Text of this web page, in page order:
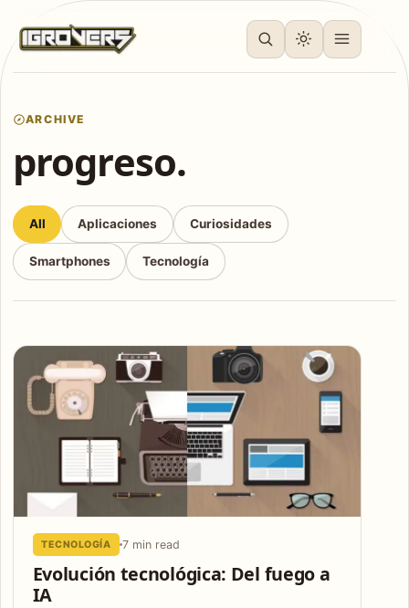
ARCHIVE
progreso.
All Aplicaciones Curiosidades
Smartphones Tecnología
Articles
TECNOLOGÍA 7 min read
Evolución tecnológica: Del fuego a
IA